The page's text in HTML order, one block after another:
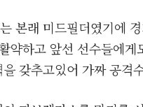
본래 미드필더였기에
약하고 앞선 선수들에게
갖추고있어 가짜 공격